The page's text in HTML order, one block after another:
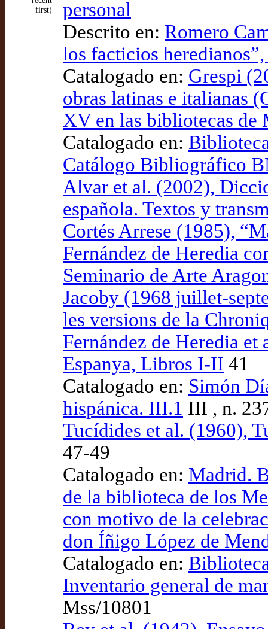
first)
personal
Descrito en: Romero
los facticios
Catalogado en: Grespi
obras latinas e italianas
XV en las bibliotecas
Catalogado en:
Catálogo Bibliográfico
Alvar et al. (2002),
española. Textos y
Cortés Arrese (1985),
Fernández de Heredia
Seminario de Arte
Jacoby (1968 juillet-
les versions de la
Fernández de Heredia
Espanya, Libros I-II 41
Catalogado en: Simón
hispánica. III.1 III , n.
Tucídides et al. (1960),
47-49
Catalogado en: Madrid.
de la biblioteca de los
con motivo de la
don Íñigo López de
Catalogado en:
Inventario general de
Mss/10801